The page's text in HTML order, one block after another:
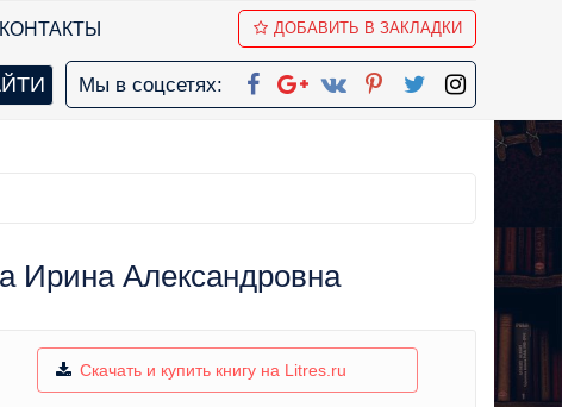
КОНТАКТЫ ДОБАВИТЬ В ЗАКЛАДКИ
Мы в соцсетях:
Ирина Александровна
Скачать и купить книгу на Litres.ru